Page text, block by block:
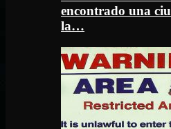
encontrado una
la…